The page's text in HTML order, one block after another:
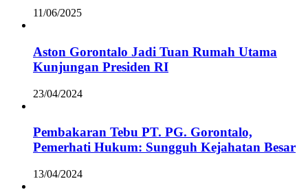
11/06/2025
Aston Gorontalo Jadi Tuan Rumah Utama
Kunjungan Presiden RI
23/04/2024
Pembakaran Tebu PT. PG. Gorontalo,
Pemerhati Hukum: Sungguh Kejahatan Besar
13/04/2024